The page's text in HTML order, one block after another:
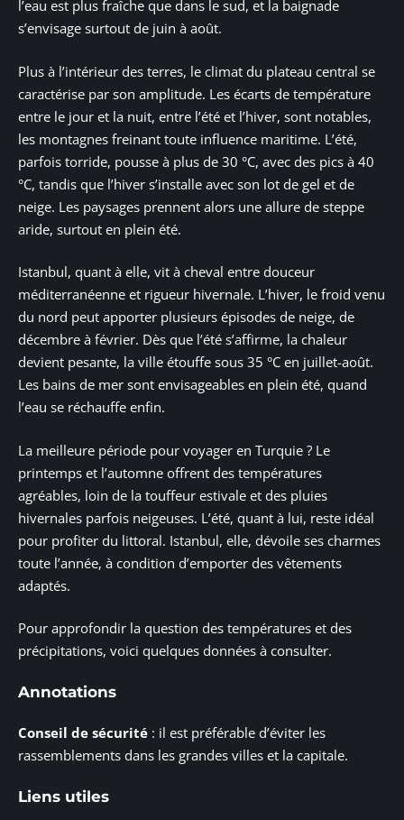
l’eau est plus fraîche que dans le sud, et la baignade
s’envisage surtout de juin à août.
Plus à l’intérieur des terres, le climat du plateau central se
caractérise par son amplitude. Les écarts de température
entre le jour et la nuit, entre l’été et l’hiver, sont notables,
les montagnes freinant toute influence maritime. L’été,
parfois torride, pousse à plus de 30 °C, avec des pics à 40
°C, tandis que l’hiver s’installe avec son lot de gel et de
neige. Les paysages prennent alors une allure de steppe
aride, surtout en plein été.
Istanbul, quant à elle, vit à cheval entre douceur
méditerranéenne et rigueur hivernale. L’hiver, le froid venu
du nord peut apporter plusieurs épisodes de neige, de
décembre à février. Dès que l’été s’affirme, la chaleur
devient pesante, la ville étouffe sous 35 °C en juillet-août.
Les bains de mer sont envisageables en plein été, quand
l’eau se réchauffe enfin.
La meilleure période pour voyager en Turquie ? Le
printemps et l’automne offrent des températures
agréables, loin de la touffeur estivale et des pluies
hivernales parfois neigeuses. L’été, quant à lui, reste idéal
pour profiter du littoral. Istanbul, elle, dévoile ses charmes
toute l’année, à condition d’emporter des vêtements
adaptés.
Pour approfondir la question des températures et des
précipitations, voici quelques données à consulter.
Annotations
Conseil de sécurité : il est préférable d’éviter les
rassemblements dans les grandes villes et la capitale.
Liens utiles